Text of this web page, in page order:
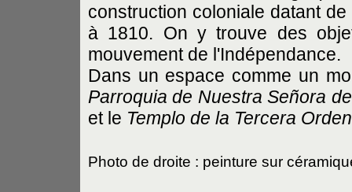
construction coloniale datant
à 1810. On y trouve des
mouvement de l'Indépendance.
Dans un espace comme un
Parroquia de Nuestra Señora
et le Templo de la Tercera Orden
Photo de droite : peinture sur